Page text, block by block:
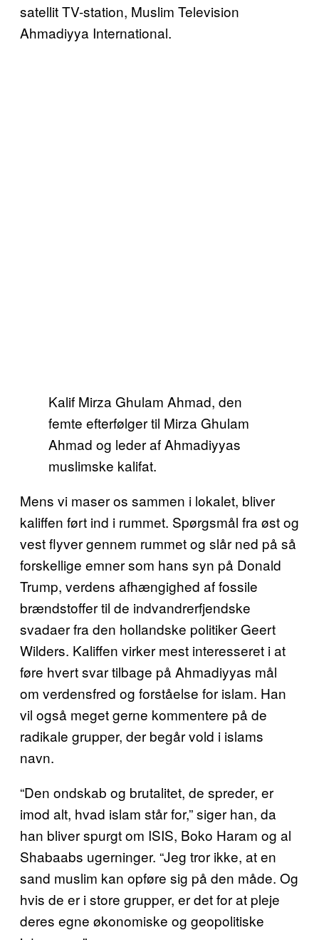
satellit TV-station, Muslim Television
Ahmadiyya International.
Kalif Mirza Ghulam Ahmad, den
femte efterfølger til Mirza Ghulam
Ahmad og leder af Ahmadiyyas
muslimske kalifat.
Mens vi maser os sammen i lokalet, bliver
kaliffen ført ind i rummet. Spørgsmål fra øst og
vest flyver gennem rummet og slår ned på så
forskellige emner som hans syn på Donald
Trump, verdens afhængighed af fossile
brændstoffer til de indvandrerfjendske
svadaer fra den hollandske politiker Geert
Wilders. Kaliffen virker mest interesseret i at
føre hvert svar tilbage på Ahmadiyyas mål
om verdensfred og forståelse for islam. Han
vil også meget gerne kommentere på de
radikale grupper, der begår vold i islams
navn.
“Den ondskab og brutalitet, de spreder, er
imod alt, hvad islam står for,” siger han, da
han bliver spurgt om ISIS, Boko Haram og al
Shabaabs ugerninger. “Jeg tror ikke, at en
sand muslim kan opføre sig på den måde. Og
hvis de er i store grupper, er det for at pleje
deres egne økonomiske og geopolitiske